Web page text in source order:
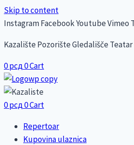
Skip to content
InstagramFacebookYoutubeVimeo
Kazalište Pozorište Gledališče Teatar
0рсд0Cart
0рсд0Cart
Repertoar
Kupovina ulaznica